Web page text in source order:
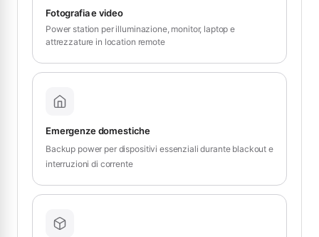
Fotografia e video
Power station per illuminazione, monitor, laptop e
attrezzature in location remote
Emergenze domestiche
Backup power per dispositivi essenziali durante blackout e
interruzioni di corrente